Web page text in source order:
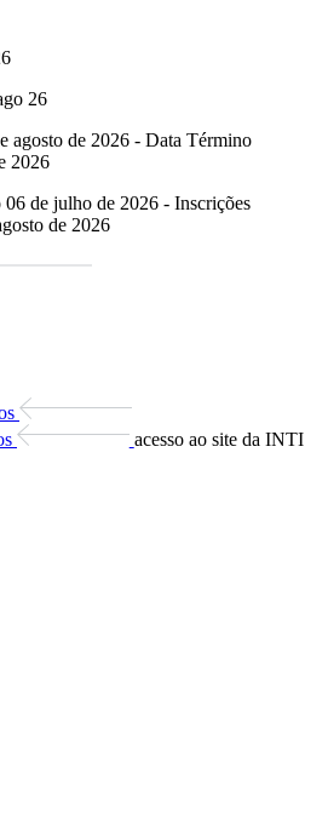
26
agosto de 2026 - Data Término
2026
de julho de 2026 - Inscrições
de 2026
acesso ao site da INTI